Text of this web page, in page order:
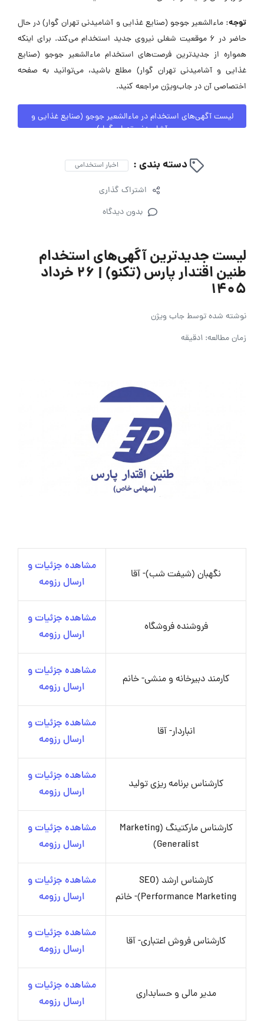
توجه: ماءالشعیر جوجو (صنایع غذایی و آشامیدنی تهران گوار) در حال
حاضر در ۶ موقعیت شغلی نیروی جدید استخدام می‌کند. برای اینکه
همواره از جدیدترین فرصت‌های استخدام ماءالشعیر جوجو (صنایع
غذایی و آشامیدنی تهران گوار) مطلع باشید، می‌توانید به صفحه
اختصاصی آن در جاب‌ویژن مراجعه کنید.
لیست آگهی‌های استخدام در ماءالشعیر جوجو (صنایع غذایی و
آشامیدنی تهران گوار)
دسته بندی : اخبار استخدامی
اشتراک گذاری
بدون دیدگاه
لیست جدیدترین آگهی‌های استخدام
طنین اقتدار پارس (تکنو) | ۲۶ خرداد
۱۴۰۵
نوشته شده توسطجاب ویژن
زمان مطالعه: 1دقیقه
نگهبان (شیفت شب)- آقا
مشاهده جزئیات و
ارسال رزومه
فروشنده فروشگاه
مشاهده جزئیات و
ارسال رزومه
کارمند دبیرخانه و منشی- خانم
مشاهده جزئیات و
ارسال رزومه
انباردار- آقا
مشاهده جزئیات و
ارسال رزومه
کارشناس برنامه ریزی تولید
مشاهده جزئیات و
ارسال رزومه
کارشناس مارکتینگ (Marketing
Generalist)
مشاهده جزئیات و
ارسال رزومه
کارشناس ارشد (SEO
(Performance Marketing- خانم
مشاهده جزئیات و
ارسال رزومه
کارشناس فروش اعتباری- آقا
مشاهده جزئیات و
ارسال رزومه
مدیر مالی و حسابداری
مشاهده جزئیات و
ارسال رزومه